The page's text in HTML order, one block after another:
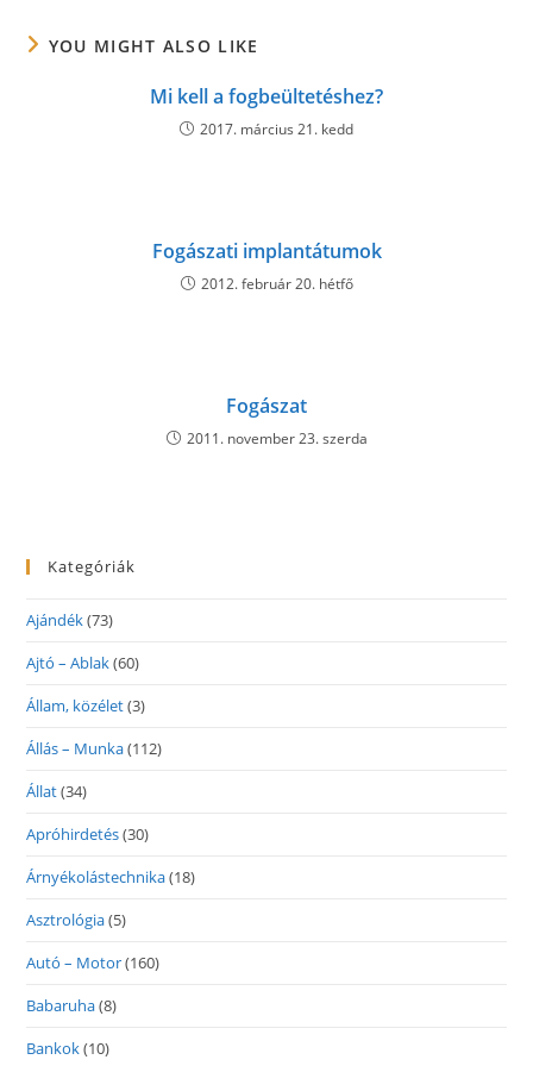
YOU MIGHT ALSO LIKE
Mi kell a fogbeültetéshez?
2017. március 21. kedd
Fogászati implantátumok
2012. február 20. hétfő
Fogászat
2011. november 23. szerda
Kategóriák
Ajándék(73)
Ajtó – Ablak(60)
Állam, közélet(3)
Állás – Munka(112)
Állat(34)
Apróhirdetés(30)
Árnyékolástechnika(18)
Asztrológia(5)
Autó – Motor(160)
Babaruha(8)
Bankok(10)